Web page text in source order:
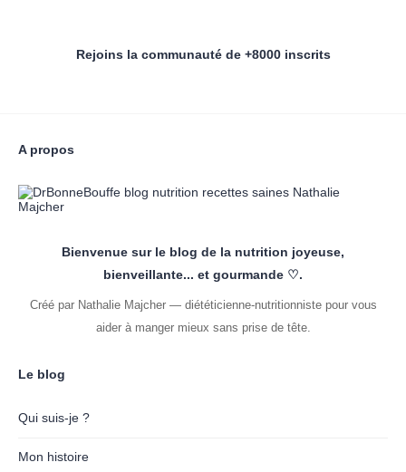
Rejoins la communauté de +8000 inscrits
A propos
Bienvenue sur le blog de la nutrition joyeuse,
bienveillante... et gourmande ♡.
Créé par Nathalie Majcher — diététicienne-nutritionniste pour vous
aider à manger mieux sans prise de tête.
Le blog
Qui suis-je ?
Mon histoire